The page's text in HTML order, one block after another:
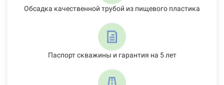
Обсадка качественной трубой из пищевого пластика
Паспорт скважины и гарантия на 5 лет